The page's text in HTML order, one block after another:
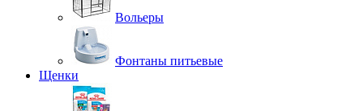
Вольеры
Фонтаны питьевые
Щенки